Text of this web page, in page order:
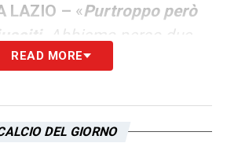
LAZIO – «Purtroppo però
. Abbiamo perso due
e una la Supercoppa
squadra e io ho
la fascia da capitano».
READ MORE
DEL GIORNO